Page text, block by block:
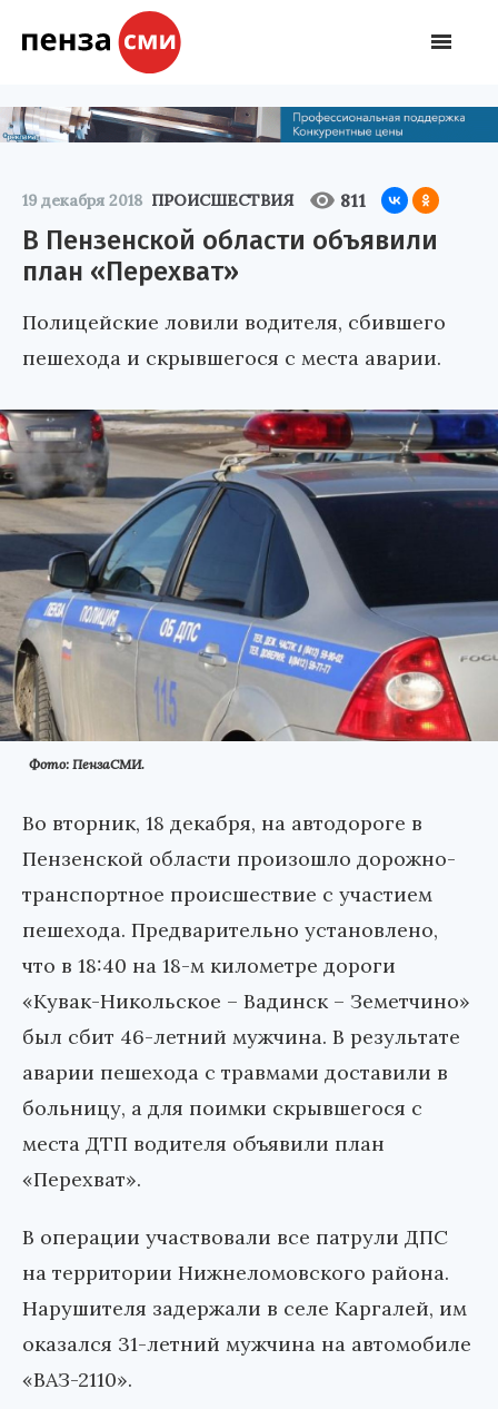
19 декабря 2018 ПРОИСШЕСТВИЯ 811
В Пензенской области объявили
план «Перехват»
Полицейские ловили водителя, сбившего
пешехода и скрывшегося с места аварии.
Фото: ПензаСМИ.
Во вторник, 18 декабря, на автодороге в
Пензенской области произошло дорожно-
транспортное происшествие с участием
пешехода. Предварительно установлено,
что в 18:40 на 18-м километре дороги
«Кувак-Никольское – Вадинск – Земетчино»
был сбит 46-летний мужчина. В результате
аварии пешехода с травмами доставили в
больницу, а для поимки скрывшегося с
места ДТП водителя объявили план
«Перехват».
В операции участвовали все патрули ДПС
на территории Нижнеломовского района.
Нарушителя задержали в селе Каргалей, им
оказался 31-летний мужчина на автомобиле
«ВАЗ-2110».